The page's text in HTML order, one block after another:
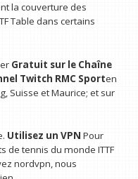
la couverture des
Table dans certains
Gratuit sur le Chaîne
Twitch RMC Sporten
Suisse et Maurice; et sur
Utilisez un VPN Pour
de tennis du monde ITTF
nordvpn, nous